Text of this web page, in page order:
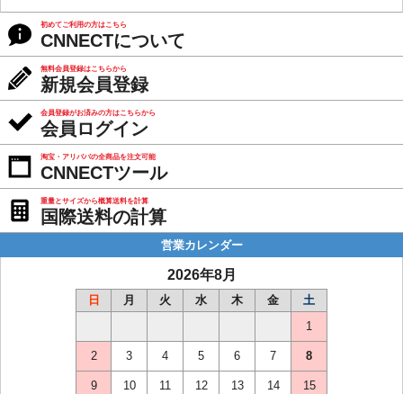
初めてご利用の方はこちら
CNNECTについて
無料会員登録はこちらから
新規会員登録
会員登録がお済みの方はこちらから
会員ログイン
淘宝・アリババの全商品を注文可能
CNNECTツール
重量とサイズから概算送料を計算
国際送料の計算
営業カレンダー
2026年8月
日 月 火 水 木 金
土
1
2 3 4 5 6 7 8
9 10 11 12 13 14 15